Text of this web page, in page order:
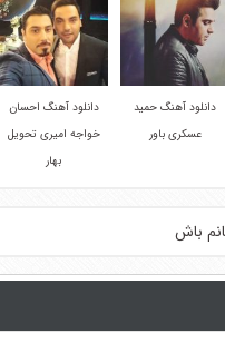
دانلود آهنگ حمید
عسکری باور
دانلود آهنگ احسان
خواجه امیری تحویل
بهار
باش